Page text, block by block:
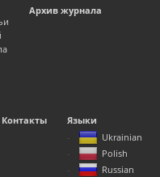
Архив журнала
Контакты
Языки
Ukrainian
Polish
Russian